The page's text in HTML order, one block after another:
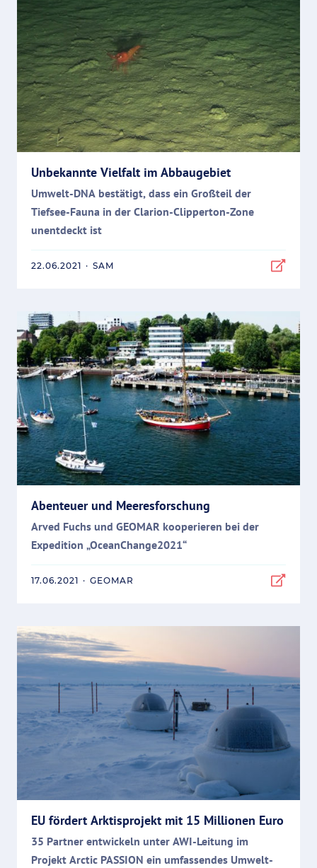
Unbekannte Vielfalt im Abbaugebiet
Umwelt-DNA bestätigt, dass ein Großteil der
Tiefsee-Fauna in der Clarion-Clipperton-Zone
unentdeckt ist
22.06.2021 · SAM
Abenteuer und Meeresforschung
Arved Fuchs und GEOMAR kooperieren bei der
Expedition „OceanChange2021“
17.06.2021 · GEOMAR
EU fördert Arktisprojekt mit 15 Millionen Euro
35 Partner entwickeln unter AWI-Leitung im
Projekt Arctic PASSION ein umfassendes Umwelt-